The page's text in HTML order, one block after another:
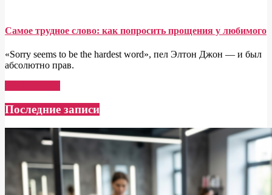
Самое трудное слово: как попросить прощения у любимого
«Sorry seems to be the hardest word», пел Элтон Джон — и был
абсолютно прав.
Последние записи